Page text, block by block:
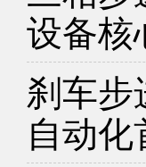
设备核
刹车
自动